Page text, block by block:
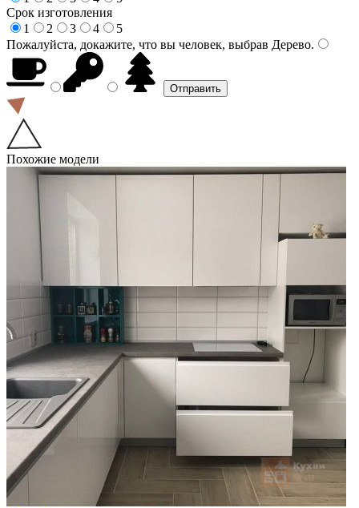
Срок изготовления
1
2 3 4
5
Пожалуйста, докажите, что вы человек, выбрав Дерево.
Похожие модели